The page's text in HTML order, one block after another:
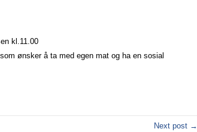
kl.11.00
ønsker å ta med egen mat og ha en sosial
Next post →